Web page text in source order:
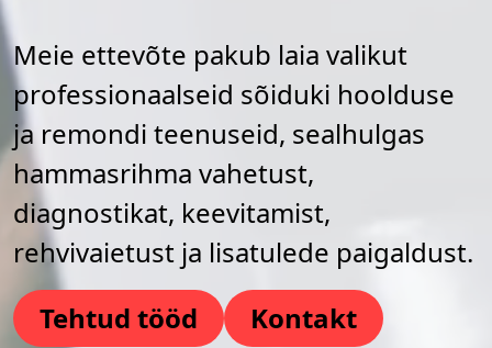
Meie ettevõte pakub laia valikut
professionaalseid sõiduki hoolduse
ja remondi teenuseid, sealhulgas
hammasrihma vahetust,
diagnostikat, keevitamist,
rehvivaietust ja lisatulede paigaldust.
Tehtud tööd
Kontakt